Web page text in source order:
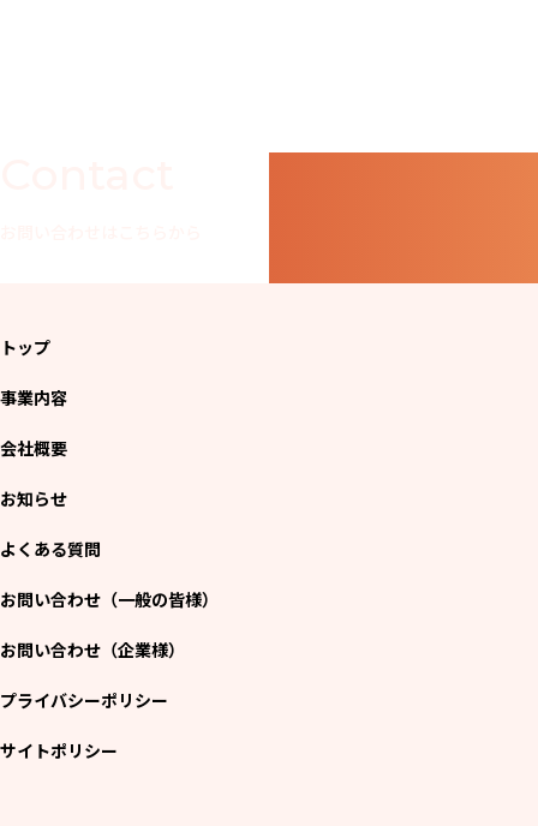
トップ
事業内容
会社概要
お知らせ
よくある質問
お問い合わせ（一般の皆様）
お問い合わせ（企業様）
プライバシーポリシー
サイトポリシー